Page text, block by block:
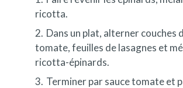
ricotta.
Dans un plat, alterner couches
tomate, feuilles de lasagnes et
ricotta-épinards.
Terminer par sauce tomate et